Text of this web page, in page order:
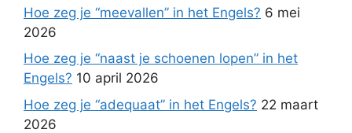
Hoe zeg je “meevallen” in het Engels? 6 mei
2026
Hoe zeg je “naast je schoenen lopen” in het
Engels? 10 april 2026
Hoe zeg je “adequaat” in het Engels? 22 maart
2026